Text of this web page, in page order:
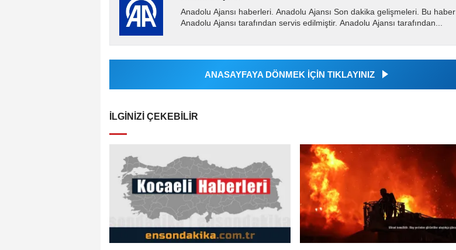
Anadolu Ajansı haberleri. Anadolu Ajansı Son dakika gelişmeleri. Bu haber
Anadolu Ajansı tarafından servis edilmiştir. Anadolu Ajansı tarafından...
ANASAYFAYA DÖNMEK İÇİN TIKLAYINIZ
İLGINIZI ÇEKEBILIR